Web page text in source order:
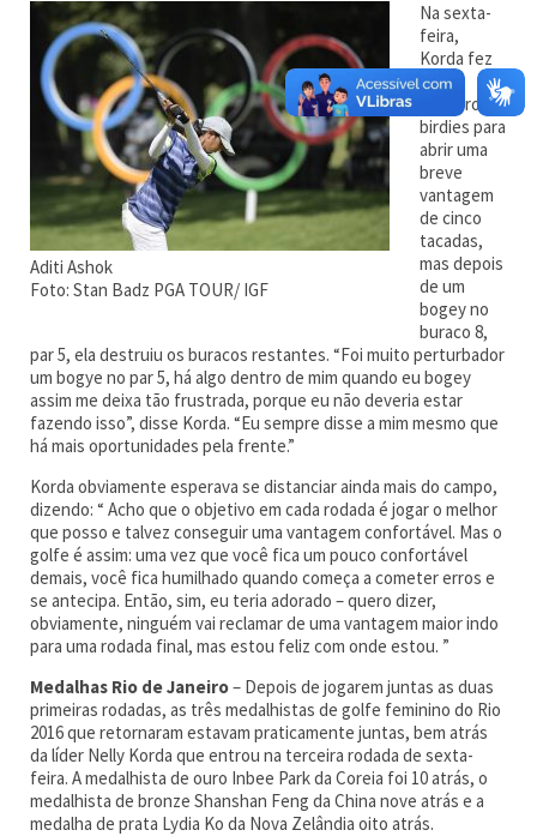
Aditi Ashok
Foto: Stan Badz PGA TOUR/ IGF
Na sexta-
feira,
Korda fez
três
primeiros
birdies para
abrir uma
breve
vantagem
de cinco
tacadas,
mas depois
de um
bogey no
buraco 8,
par 5, ela destruiu os buracos restantes. “Foi muito perturbador
um bogye no par 5, há algo dentro de mim quando eu bogey
assim me deixa tão frustrada, porque eu não deveria estar
fazendo isso”, disse Korda. “Eu sempre disse a mim mesmo que
há mais oportunidades pela frente.”
Korda obviamente esperava se distanciar ainda mais do campo,
dizendo: “ Acho que o objetivo em cada rodada é jogar o melhor
que posso e talvez conseguir uma vantagem confortável. Mas o
golfe é assim: uma vez que você fica um pouco confortável
demais, você fica humilhado quando começa a cometer erros e
se antecipa. Então, sim, eu teria adorado – quero dizer,
obviamente, ninguém vai reclamar de uma vantagem maior indo
para uma rodada final, mas estou feliz com onde estou. ”
Medalhas Rio de Janeiro– Depois de jogarem juntas as duas
primeiras rodadas, as três medalhistas de golfe feminino do Rio
2016 que retornaram estavam praticamente juntas, bem atrás
da líder Nelly Korda que entrou na terceira rodada de sexta-
feira. A medalhista de ouro Inbee Park da Coreia foi 10 atrás, o
medalhista de bronze Shanshan Feng da China nove atrás e a
medalha de prata Lydia Ko da Nova Zelândia oito atrás.